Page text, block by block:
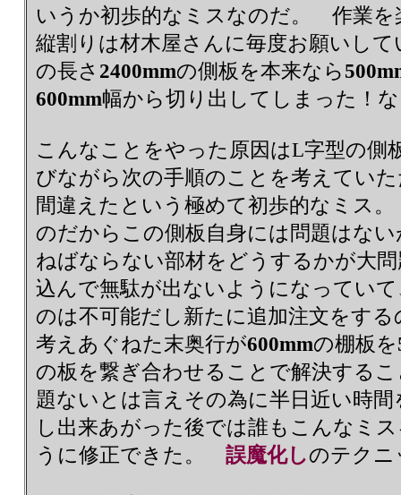
いうか初歩的なミスなのだ。 作業を
縦割りは材木屋さんに毎度お願いし
の長さ 2400mmの側板を本来なら
600mm幅から切り出してしまった！
こんなことをやった原因はL字型の側
びながら次の手順のことを考えてい
間違えたという極めて初歩的なミス
のだからこの側板自身には問題はない
ねばならない部材をどうするかが大
込んで無駄が出ないようになってい
のは不可能だし新たに追加注文を
考えあぐねた末奥行が600mmの棚板を
の板を繋ぎ合わせることで解決する
題ないとは言えその為に半日近い時
し出来あがった後では誰もこんなミ
うに修正できた。 誤魔化しのテク